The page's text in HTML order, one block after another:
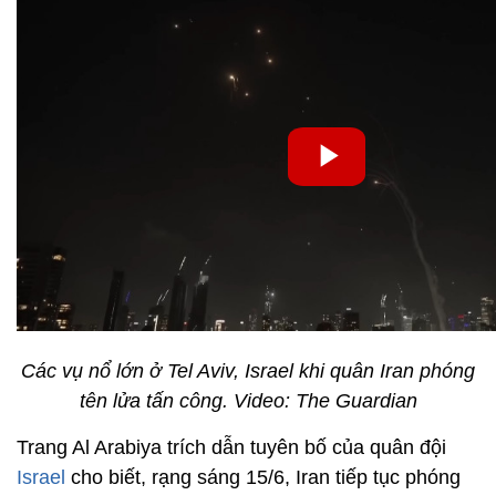
Các vụ nổ lớn ở Tel Aviv, Israel khi quân Iran phóng
tên lửa tấn công. Video: The Guardian
Trang Al Arabiya trích dẫn tuyên bố của quân đội
Israel cho biết, rạng sáng 15/6, Iran tiếp tục phóng